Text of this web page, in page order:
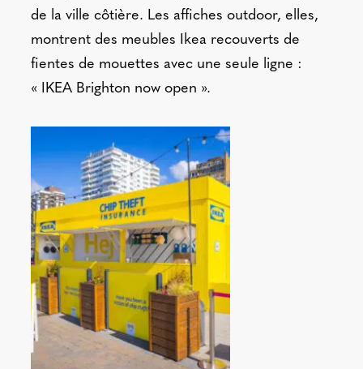
de la ville côtière. Les affiches outdoor, elles,
montrent des meubles Ikea recouverts de
fientes de mouettes avec une seule ligne :
« IKEA Brighton now open ».